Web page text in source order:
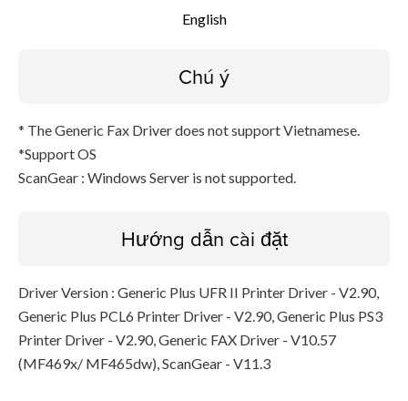
English
Chú ý
* The Generic Fax Driver does not support Vietnamese.
*Support OS
ScanGear : Windows Server is not supported.
Hướng dẫn cài đặt
Driver Version : Generic Plus UFR II Printer Driver - V2.90,
Generic Plus PCL6 Printer Driver - V2.90, Generic Plus PS3
Printer Driver - V2.90, Generic FAX Driver - V10.57
(MF469x/ MF465dw), ScanGear - V11.3